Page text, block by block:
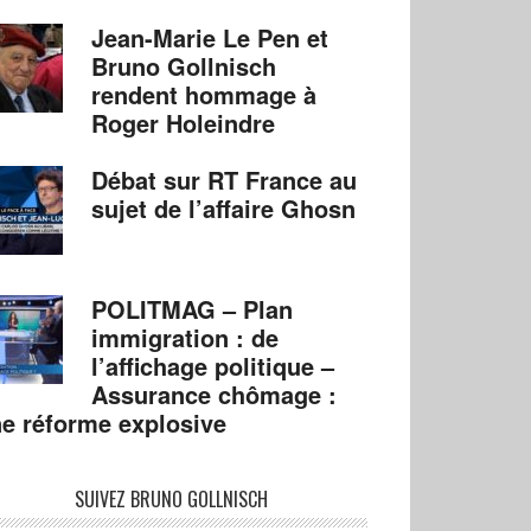
Jean-Marie Le Pen et
Bruno Gollnisch
rendent hommage à
Roger Holeindre
Débat sur RT France au
sujet de l’affaire Ghosn
POLITMAG – Plan
immigration : de
l’affichage politique –
Assurance chômage :
réforme explosive
SUIVEZ BRUNO GOLLNISCH